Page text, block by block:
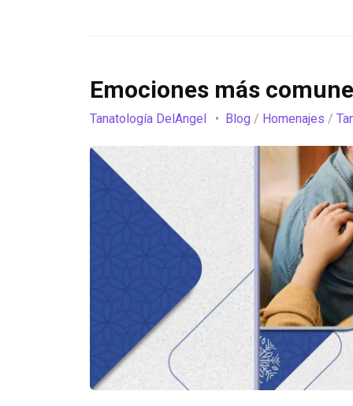
Emociones más
Tanatología DelAngel Blog / Homenajes /